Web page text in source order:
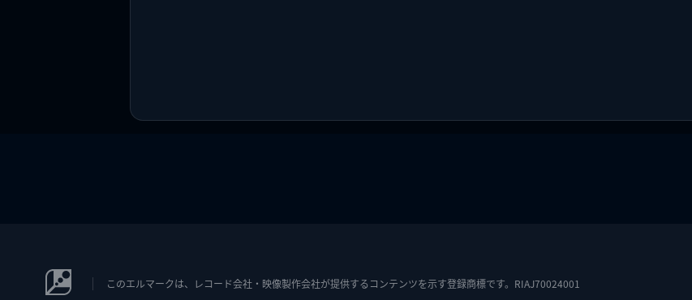
このエルマークは、レコード会社・映像製作会社が提供するコンテンツを示す登録商標です。RIAJ70024001